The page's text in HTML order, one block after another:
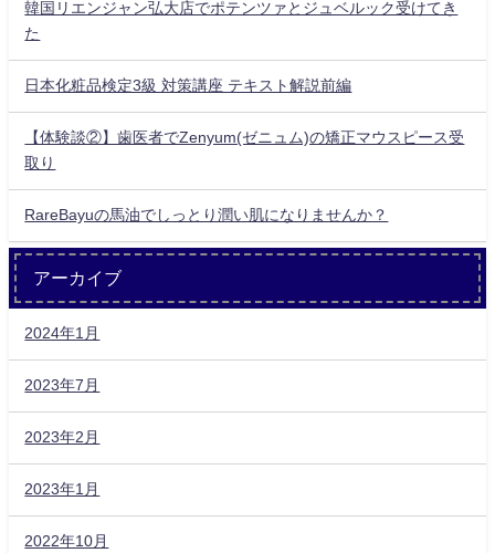
韓国リエンジャン弘大店でポテンツァとジュベルック受けてき
た
日本化粧品検定3級 対策講座 テキスト解説前編
【体験談②】歯医者でZenyum(ゼニュム)の矯正マウスピース受
取り
RareBayuの馬油でしっとり潤い肌になりませんか？
アーカイブ
2024年1月
2023年7月
2023年2月
2023年1月
2022年10月